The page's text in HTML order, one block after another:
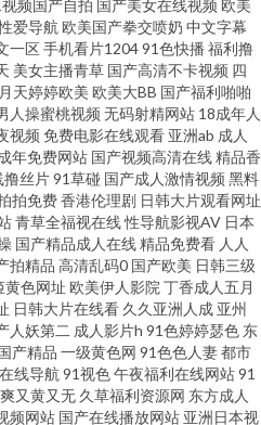
喷水视频91 91超碰青青草在线 久久青
每日更新 超碰cop 91福利视频网站导航
视频导航 影音先锋亚洲色图网 久久黄
产精品九九久久 在线观看国产91视频 免
亚洲情色国产精品 欧美人妖调教 草莓
欧美日韩国产综合 波多野吉衣家庭教师
夜撸体验区 久久成人黄网站 91破解版
产福利精品久久让 69成人午夜剧场 精品
频国产自拍 国产美女在线视频 欧美
爱导航 欧美国产拳交喷奶 中文字幕
一区手机看片120491色快播 福利撸
美女主播青草 国产高清不卡视频 四
天婷婷欧美 欧美大BB 国产福利啪啪
人操蜜桃视频 无码射精网站 18成年人
视频 免费电影在线观看 亚洲ab 成人
年免费网站 国产视频高清在线精品香
撸丝片91草碰 国产成人激情视频 黑料
拍免费香港伦理剧 日韩大片观看网址
青草全福视在线性导航影视AV 日本
国产精品成人在线精品免费看 人人
拍精品 高清乱码0 国产欧美 日韩三级
黄色网址 欧美伊人影院 丁香成人五月
日韩大片在线看 久久亚洲人成 亚州
人妖第二 成人影片h 91色婷婷瑟色 东
产精品 一级黄色网 91色色人妻都市
线导航 91视色午夜福利在线网站91
又黄又无 久草福利资源网 东方成人
频网站 国产在线播放网站 亚洲日本视